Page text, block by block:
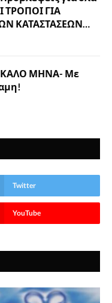
ΤΡΟΠΟΙ ΓΙΑ
ΚΑΤΑΣΤΑΣΕΩΝ…
ΚΑΛΟ ΜΗΝΑ- Με
Twitter
YouTube